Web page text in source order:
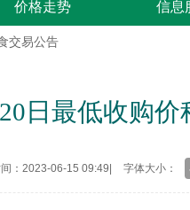
价格走势 信息
交易公告
日最低收购
：2023-06-15 09:49 字体大小：